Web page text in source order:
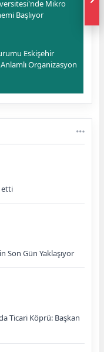
Mikro
Başlıyor
Eskişehir
Organizasyon
etti
Son Gün Yaklaşıyor
Ticari Köprü: Başkan